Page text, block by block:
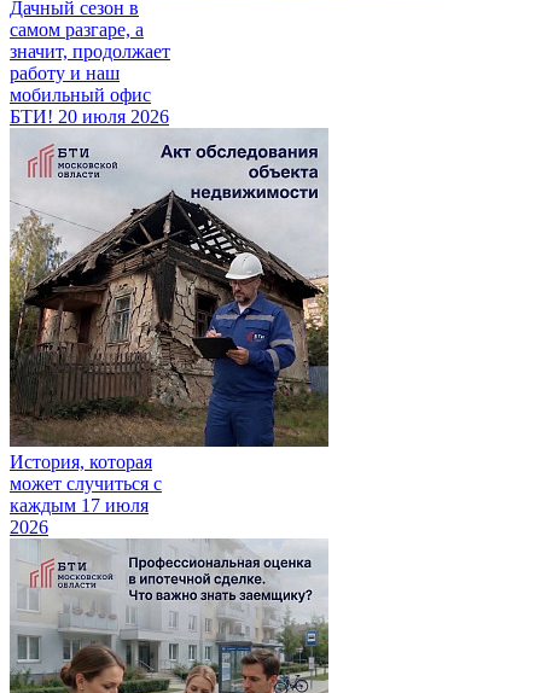
Дачный сезон в
самом разгаре, а
значит, продолжает
работу и наш
мобильный офис
БТИ! 20 июля 2026
История, которая
может случиться с
каждым 17 июля
2026